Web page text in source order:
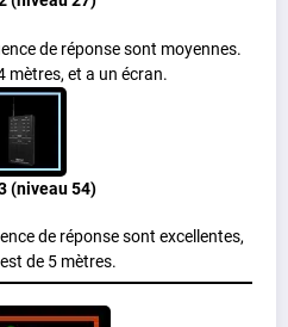
de réponse sont moyennes.
mètres, et a un écran.
(niveau 54)
de réponse sont excellentes,
de 5 mètres.